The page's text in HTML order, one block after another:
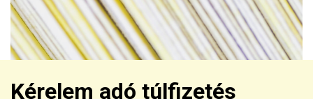
Kérelem adó túlfizetés